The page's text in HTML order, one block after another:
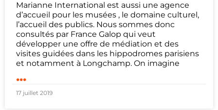
Marianne International est aussi une agence
d’accueil pour les musées , le domaine culturel,
l’accueil des publics. Nous sommes donc
consultés par France Galop qui veut
développer une offre de médiation et des
visites guidées dans les hippodromes parisiens
et notamment à Longchamp. On imagine
...
17 juillet 2019